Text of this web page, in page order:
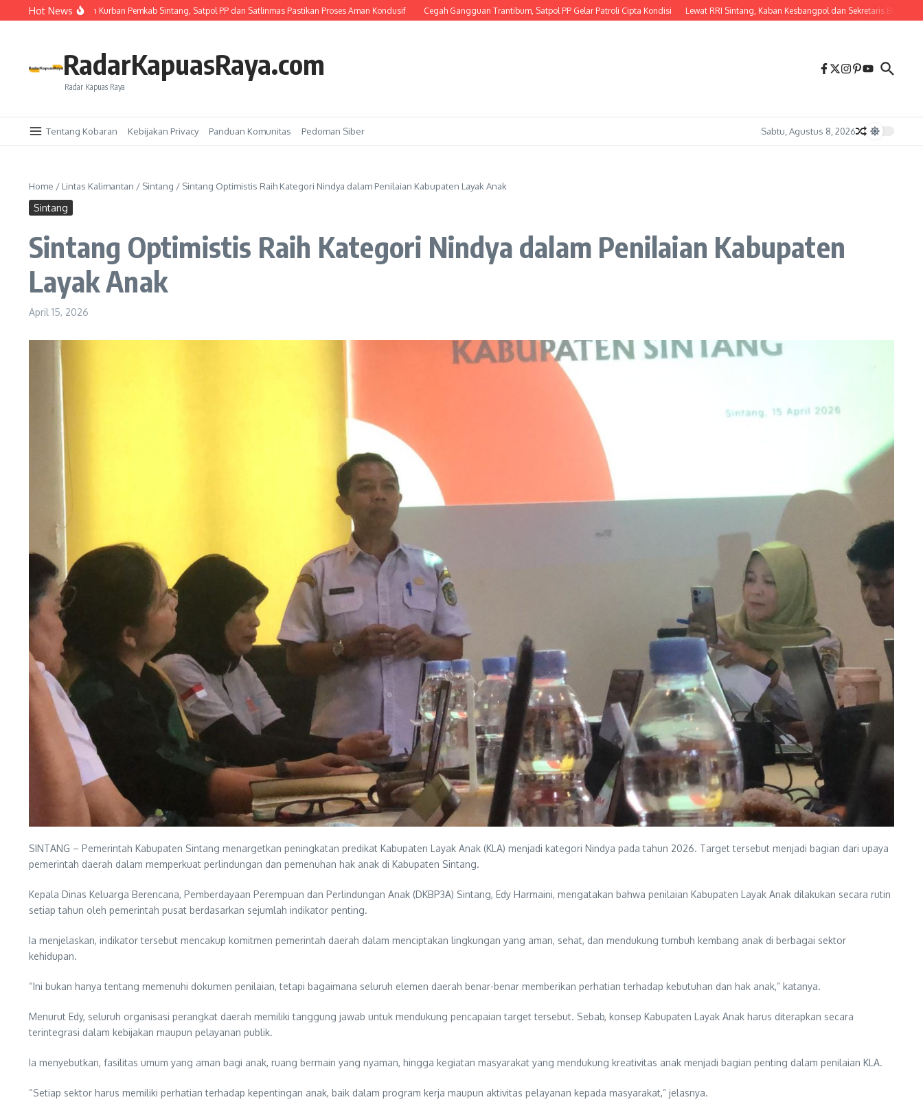
Lewati ke konten
Hot News
Hewan Kurban Pemkab Sintang, Satpol PP dan Satlinmas Pastikan Proses Aman Kondusif Cegah Gangguan Trantibum, Satpol PP Gelar Patroli Cipta Kondisi Lewat RRI Sintang, Kaban Kesbangpol dan Sekretaris Bedah Tema
RadarKapuasRaya.com
Radar Kapuas Raya
Tentang Kobaran Kebijakan Privacy Panduan Komunitas Pedoman Siber Sabtu, Agustus 8, 2026
Home / Lintas Kalimantan / Sintang / Sintang Optimistis Raih Kategori Nindya dalam Penilaian Kabupaten Layak Anak
Sintang
Sintang Optimistis Raih Kategori Nindya dalam Penilaian Kabupaten
Layak Anak
April 15, 2026
SINTANG – Pemerintah Kabupaten Sintang menargetkan peningkatan predikat Kabupaten Layak Anak (KLA) menjadi kategori Nindya pada tahun 2026. Target tersebut menjadi bagian dari upaya
pemerintah daerah dalam memperkuat perlindungan dan pemenuhan hak anak di Kabupaten Sintang.
Kepala Dinas Keluarga Berencana, Pemberdayaan Perempuan dan Perlindungan Anak (DKBP3A) Sintang, Edy Harmaini, mengatakan bahwa penilaian Kabupaten Layak Anak dilakukan secara rutin
setiap tahun oleh pemerintah pusat berdasarkan sejumlah indikator penting.
Ia menjelaskan, indikator tersebut mencakup komitmen pemerintah daerah dalam menciptakan lingkungan yang aman, sehat, dan mendukung tumbuh kembang anak di berbagai sektor
kehidupan.
“Ini bukan hanya tentang memenuhi dokumen penilaian, tetapi bagaimana seluruh elemen daerah benar-benar memberikan perhatian terhadap kebutuhan dan hak anak,” katanya.
Menurut Edy, seluruh organisasi perangkat daerah memiliki tanggung jawab untuk mendukung pencapaian target tersebut. Sebab, konsep Kabupaten Layak Anak harus diterapkan secara
terintegrasi dalam kebijakan maupun pelayanan publik.
Ia menyebutkan, fasilitas umum yang aman bagi anak, ruang bermain yang nyaman, hingga kegiatan masyarakat yang mendukung kreativitas anak menjadi bagian penting dalam penilaian KLA.
“Setiap sektor harus memiliki perhatian terhadap kepentingan anak, baik dalam program kerja maupun aktivitas pelayanan kepada masyarakat,” jelasnya.